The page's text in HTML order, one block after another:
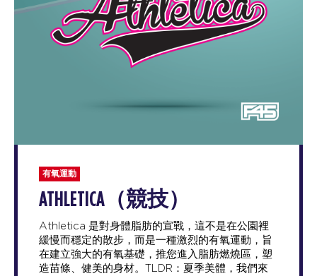
有氧運動
ATHLETICA（競技）
Athletica 是對身體脂肪的宣戰，這不是在公園裡
緩慢而穩定的散步，而是一種激烈的有氧運動，旨
在建立強大的有氧基礎，推您進入脂肪燃燒區，塑
造苗條、健美的身材。TLDR：夏季美體，我們來